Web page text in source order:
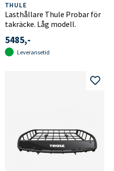
THULE
Lasthållare Thule Probar för
takräcke. Låg modell.
5485,-
Leveransetid